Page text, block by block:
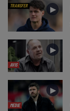
TRANSFER ►
AVIS
►
MEDIE
►